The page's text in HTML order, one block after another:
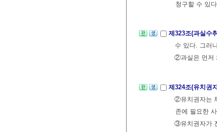
청구할 수 있
제323조(과실수
수 있다. 그러
②과실은 먼저
제324조(유치권
②유치권자는
존에 필요한
③유치권자가